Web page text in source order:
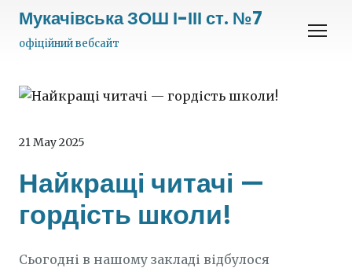
Мукачівська ЗОШ І-ІІІ ст. №7
офіційний вебсайт
21 May 2025
Найкращі читачі —
гордість школи!
Сьогодні в нашому закладі відбулося